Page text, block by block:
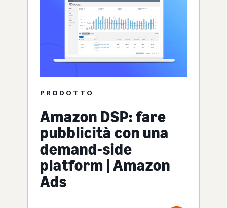
PRODOTTO
Amazon DSP: fare
pubblicità con una
demand-side
platform | Amazon
Ads